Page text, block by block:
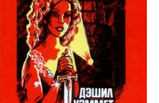
21:41
08:42
17:56